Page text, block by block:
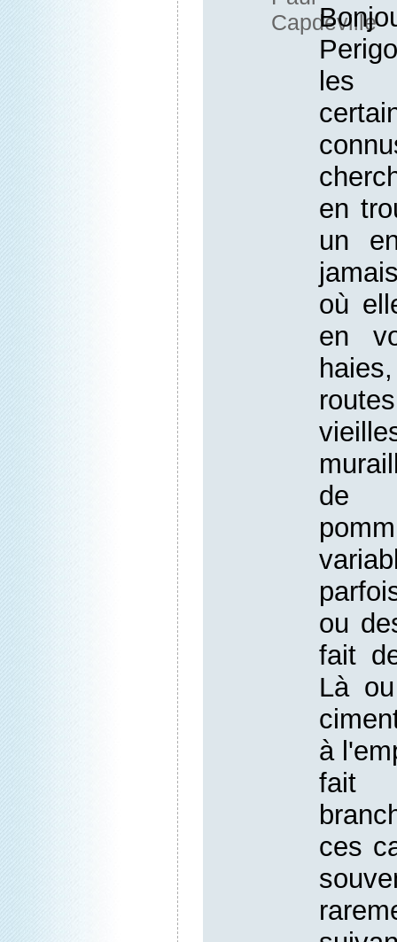
les
en
un
où
en
de
ou
fait
Là
à
fait
ces